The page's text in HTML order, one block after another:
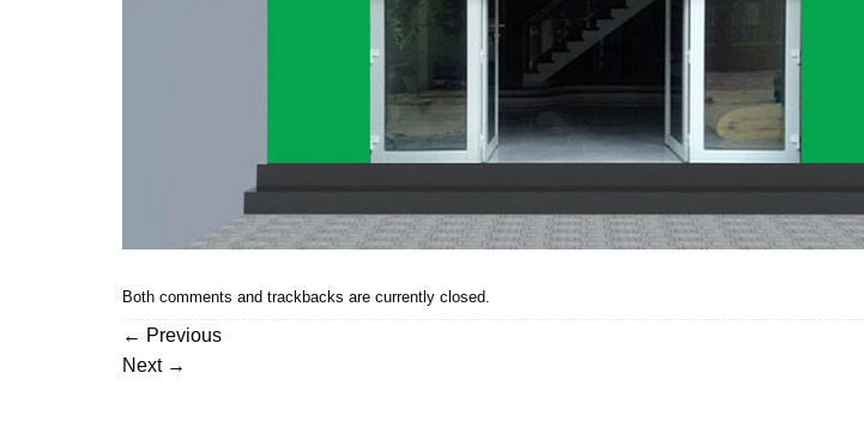
Both comments and trackbacks are currently closed.
← Previous
Next →